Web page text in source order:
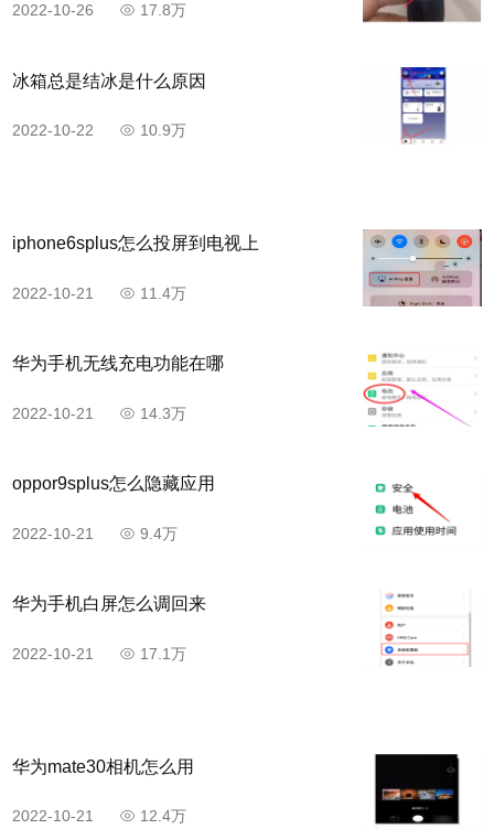
2022-10-26 17.8万
冰箱总是结冰是什么原因
2022-10-22 10.9万
iphone6splus怎么投屏到电视上
2022-10-21 11.4万
华为手机无线充电功能在哪
2022-10-21 14.3万
oppor9splus怎么隐藏应用
2022-10-21 9.4万
华为手机白屏怎么调回来
2022-10-21 17.1万
华为mate30相机怎么用
2022-10-21 12.4万